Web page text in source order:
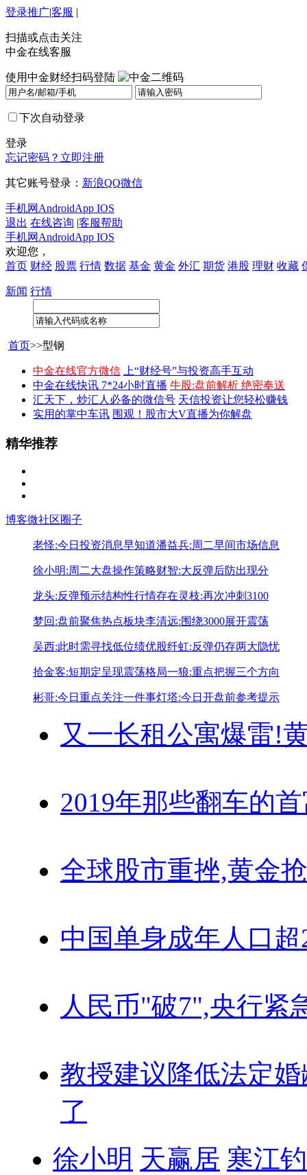
登录推广|客服 |
扫描或点击关注
中金在线客服
使用中金财经扫码登陆
下次自动登录
登录
忘记密码？ 立即注册
其它账号登录： 新浪QQ微信
手机网 AndroidApp IOS
退出 在线咨询 |客服帮助
手机网 AndroidApp IOS
欢迎您，
首页 财经 股票 行情 数据 基金 黄金 外汇 期货 港股 理财 收藏
新闻 行情
首页>>型钢
中金在线官方微信
上“财经号”与投资高手互动
中金在线快讯 7*24小时直播 牛股:盘前解析 绝密奉送
汇天下，炒汇人必备的微信号 天信投资让您轻松赚钱
实用的掌中车讯 围观！股市大V直播为你解盘
精华推荐
博客微社区圈子
老怪:今日投资消息早知道潘益兵:周二早间市场信息
徐小明:周二大盘操作策略财智:大反弹后防出现分
龙头:反弹预示结构性行情存在灵枝:再次冲刺3100
梦回:盘前聚焦热点板块李清远:围绕3000展开震荡
吴西:此时需寻找低位绩优股纤虹:反弹仍存两大隐忧
拾金客:短期定呈现震荡格局一狼:重点把握三个方向
彬哥:今日重点关注一件事灯塔:今日开盘前参考提示
又一长租公寓爆雷!
2019年那些翻车的
全球股市重挫,黄金
中国单身成年人口超
人民币"破7",央行紧
教授建议降低法定婚
了
徐小明 天赢居 寒江